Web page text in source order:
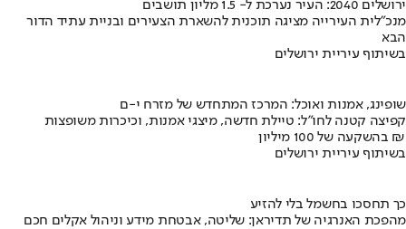
ירושלים 2040: העיר נערכת ל- 1.5 מליון תושבים
מנכ"לית העירייה מציגה תוכנית להשארת הצעירים ובניית עתיד הדור
הבא
בשיתוף עיריית ירושלים
שופינג, אמנות ואוכל: המרכז המתחדש של מזרח י-ם
קפיצה קטנה לחו"ל: טיילת חדשה, מיצגי אמנות, וכיכרות משופצות
בהשקעה של 100 מיליון ₪
בשיתוף עיריית ירושלים
כך תחסכו בחשמל בלי להזיע
מהפכת האנרגיה של תדיראן: שליטה, אבטחת מידע וניהול אקלים חכם